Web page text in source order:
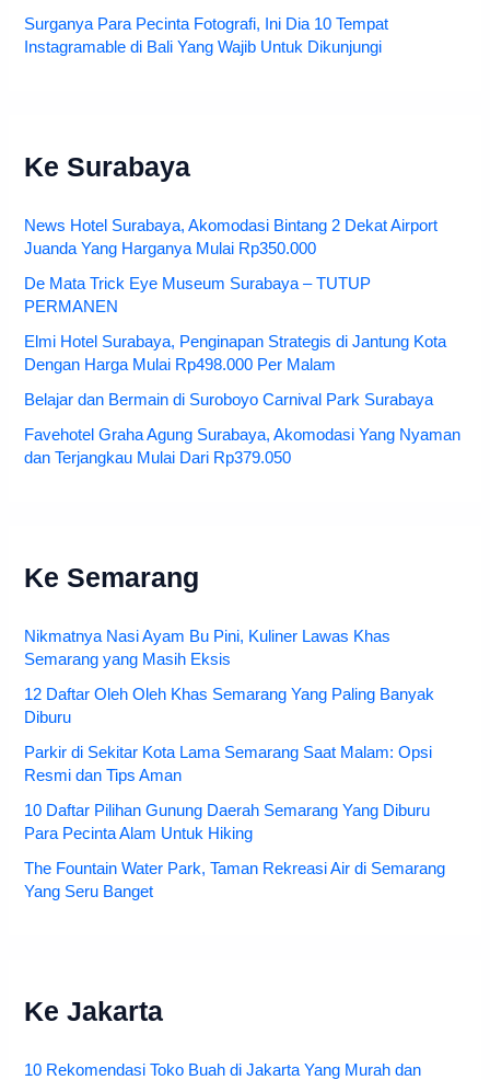
Surganya Para Pecinta Fotografi, Ini Dia 10 Tempat
Instagramable di Bali Yang Wajib Untuk Dikunjungi
Ke Surabaya
News Hotel Surabaya, Akomodasi Bintang 2 Dekat Airport
Juanda Yang Harganya Mulai Rp350.000
De Mata Trick Eye Museum Surabaya – TUTUP
PERMANEN
Elmi Hotel Surabaya, Penginapan Strategis di Jantung Kota
Dengan Harga Mulai Rp498.000 Per Malam
Belajar dan Bermain di Suroboyo Carnival Park Surabaya
Favehotel Graha Agung Surabaya, Akomodasi Yang Nyaman
dan Terjangkau Mulai Dari Rp379.050
Ke Semarang
Nikmatnya Nasi Ayam Bu Pini, Kuliner Lawas Khas
Semarang yang Masih Eksis
12 Daftar Oleh Oleh Khas Semarang Yang Paling Banyak
Diburu
Parkir di Sekitar Kota Lama Semarang Saat Malam: Opsi
Resmi dan Tips Aman
10 Daftar Pilihan Gunung Daerah Semarang Yang Diburu
Para Pecinta Alam Untuk Hiking
The Fountain Water Park, Taman Rekreasi Air di Semarang
Yang Seru Banget
Ke Jakarta
10 Rekomendasi Toko Buah di Jakarta Yang Murah dan